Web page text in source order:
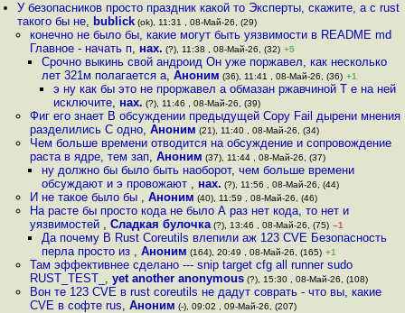
У безопасников просто праздник какой то Эксперты, скажите, а с rust
такого бы не, bublick (ok), 11:31 , 08-Май-26, (29)
конечно не было бы, какие могут быть уязвимости в README md
Главное - начать п, нах. (?), 11:38 , 08-Май-26, (32) +5
Срочно выкинь свой андроид Он уже поржавел, как несколько
лет 321м полагается а, Аноним (36), 11:41 , 08-Май-26, (36) +1
э ну как бы это не проржавел а обмазан ржавчиной Т е на ней
исключите, нах. (?), 11:46 , 08-Май-26, (39)
Фиг его знает В обсуждении предыдущей Copy Fail дырени мнения
разделились С одно, Аноним (21), 11:40 , 08-Май-26, (34)
Чем больше времени отводится на обсуждение и сопровождение
раста в ядре, тем зап, Аноним (37), 11:44 , 08-Май-26, (37)
ну должно бы было быть наоборот, чем больше времени
обсуждают и э провожают , нах. (?), 11:56 , 08-Май-26, (44)
И не такое было бы , Аноним (40), 11:59 , 08-Май-26, (46)
На расте бы просто кода не было А раз нет кода, то нет и
уязвимостей , Сладкая булочка(?), 13:46 , 08-Май-26, (75) –1
Да почему В Rust Coreutils влепили аж 123 CVE Безопасность
перла просто из , Аноним (164), 20:49 , 08-Май-26, (165) +1
Там эффективнее сделано --- snip target cfg all runner sudo
RUST_TEST_ , yet another anonymous(?), 15:30 , 08-Май-26, (108)
Вон те 123 CVE в rust coreutils не дадут соврать - что вы, какие
CVE в софте rus, Аноним (-), 09:02 , 09-Май-26, (207)